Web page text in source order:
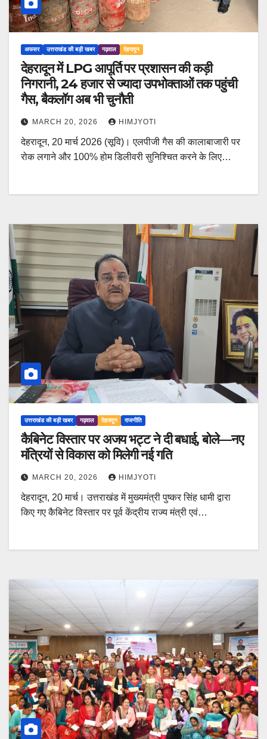
अफसर उत्तराखंड की बड़ी खबर गढ़वाल देहरादून
देहरादून में LPG आपूर्ति पर प्रशासन की कड़ी
निगरानी, 24 हजार से ज्यादा उपभोक्ताओं तक पहुंची
गैस, बैकलॉग अब भी चुनौती
MARCH 20, 2026 HIMJYOTI
देहरादून, 20 मार्च 2026 (सूवि)। एलपीजी गैस की कालाबाजारी पर
रोक लगाने और 100% होम डिलीवरी सुनिश्चित करने के लिए…
उत्तराखंड की बड़ी खबर गढ़वाल देहरादून राजनीति
कैबिनेट विस्तार पर अजय भट्ट ने दी बधाई, बोले—नए
मंत्रियों से विकास को मिलेगी नई गति
MARCH 20, 2026 HIMJYOTI
देहरादून, 20 मार्च। उत्तराखंड में मुख्यमंत्री पुष्कर सिंह धामी द्वारा
किए गए कैबिनेट विस्तार पर पूर्व केंद्रीय राज्य मंत्री एवं…